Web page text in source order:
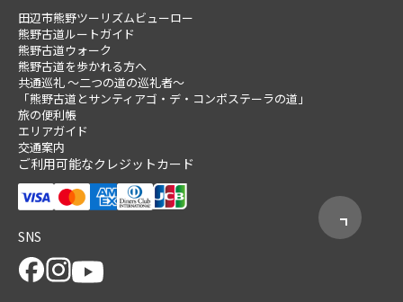
田辺市熊野ツーリズムビューロー
熊野古道ルートガイド
熊野古道ウォーク
熊野古道を歩かれる方へ
共通巡礼 ～二つの道の巡礼者～
「熊野古道とサンティアゴ・デ・コンポステーラの道」
旅の便利帳
エリアガイド
交通案内
ご利用可能なクレジットカード
SNS